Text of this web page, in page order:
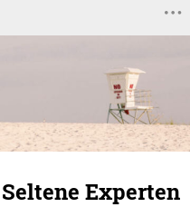
Experten